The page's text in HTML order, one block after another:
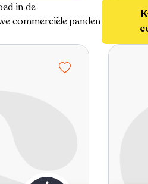
in de
commerciële panden